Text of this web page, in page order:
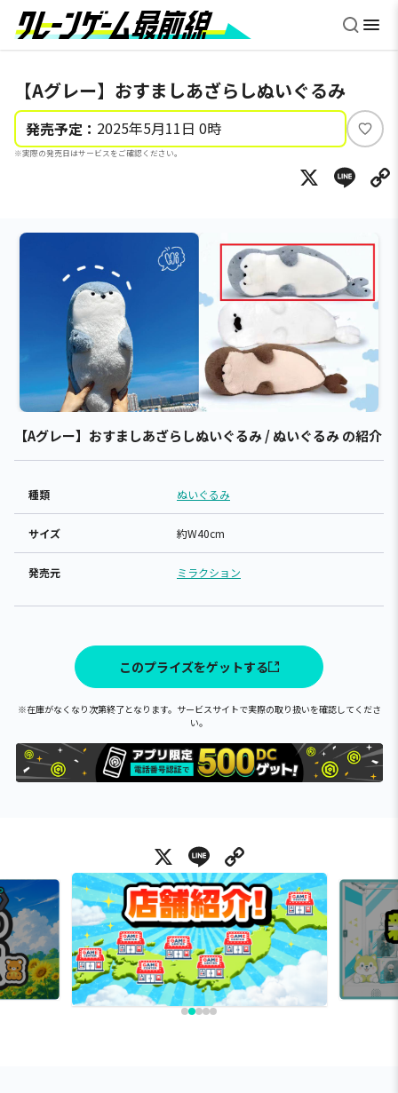
【Aグレー】おすましあざらしぬいぐるみ
発売予定： 2025年5月11日 0時
※実際の発売日はサービスをご確認ください。
い
ね
X
【Aグレー】おすましあざらしぬいぐるみ / ぬいぐるみ の紹介
種類 ぬいぐるみ
サイズ 約W40cm
発売元 ミラクション
このプライズをゲットする
※在庫がなくなり次第終了となります。サービスサイトで実際の取り扱いを確認してくださ
い。
X Line